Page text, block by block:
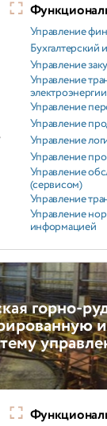
Управление
Бухгалтерский
Управление
Управление
электроэнергии
Управление
Управление
Управление
Управление
Управление
(сервисом)
Управление
Управление
информацией
горно-